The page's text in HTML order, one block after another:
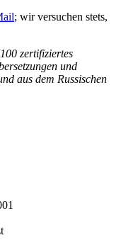
; wir versuchen stets,
zertifiziertes
und
aus dem Russischen